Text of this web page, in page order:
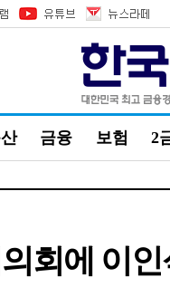
금융 보험 2
회에 이